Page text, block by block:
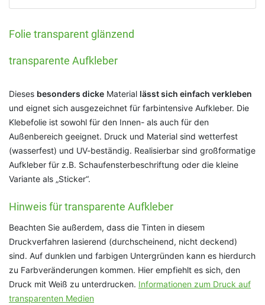
Folie transparent glänzend
transparente Aufkleber
Dieses besonders dicke Material lässt sich einfach verkleben
und eignet sich ausgezeichnet für farbintensive Aufkleber. Die
Klebefolie ist sowohl für den Innen- als auch für den
Außenbereich geeignet. Druck und Material sind wetterfest
(wasserfest) und UV-beständig. Realisierbar sind großformatige
Aufkleber für z.B. Schaufensterbeschriftung oder die kleine
Variante als „Sticker“.
Hinweis für transparente Aufkleber
Beachten Sie außerdem, dass die Tinten in diesem
Druckverfahren lasierend (durchscheinend, nicht deckend)
sind. Auf dunklen und farbigen Untergründen kann es hierdurch
zu Farbveränderungen kommen. Hier empfiehlt es sich, den
Druck mit Weiß zu unterdrucken. Informationen zum Druck auf
transparenten Medien